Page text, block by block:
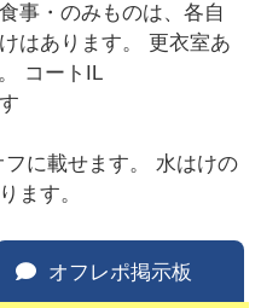
事・のみものは、各自
はあります。 更衣室あ
コートIL
に載せます。 水はけの
ます。
オフレポ掲示板